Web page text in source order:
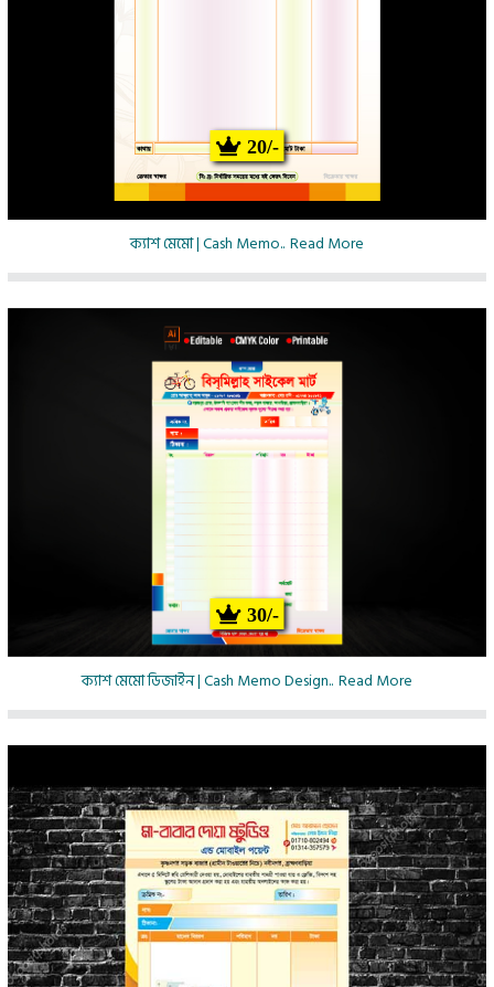
20/-
ক্যাশ মেমো | Cash Memo.. Read More
30/-
ক্যাশ মেমো ডিজাইন | Cash Memo Design.. Read More